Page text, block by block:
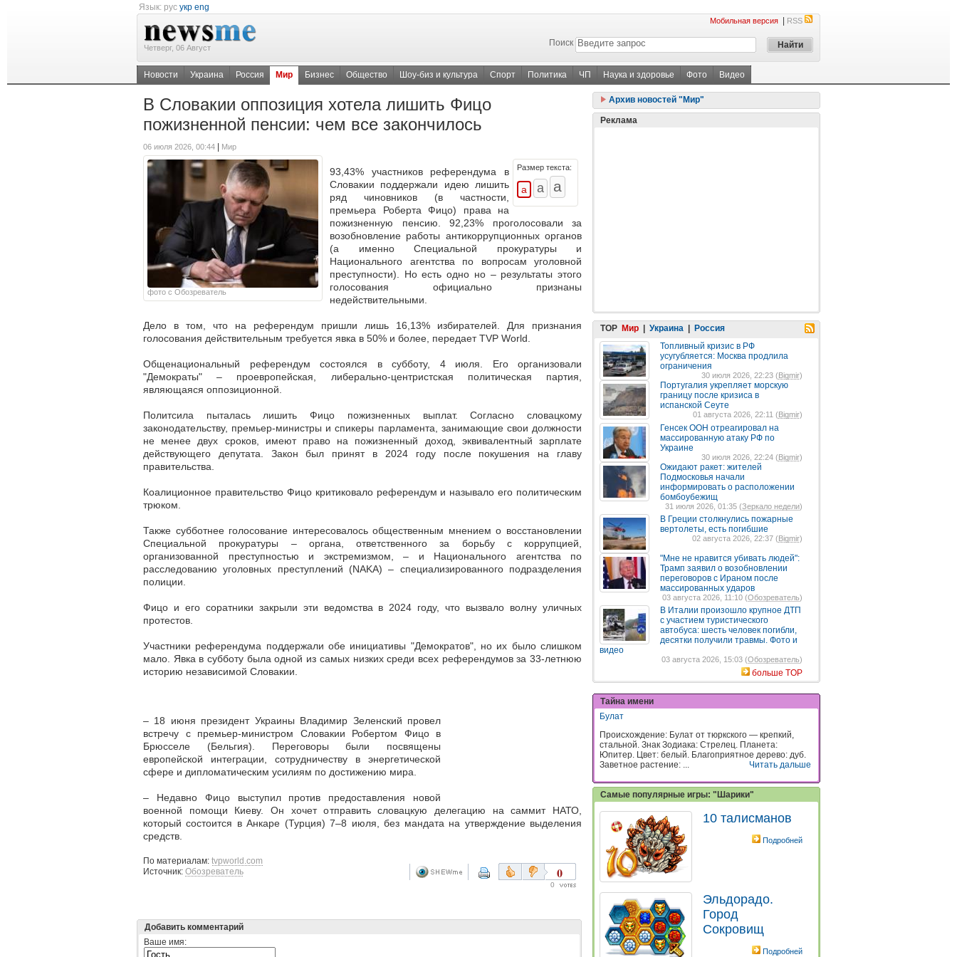
Язык: рус укр eng
Четверг, 06 Август
Мобильная версия RSS
Поиск
Новости Украина Россия Мир Бизнес Общество Шоу-биз и культура Спорт Политика ЧП Наука и здоровье Фото Видео
В Словакии оппозиция хотела лишить Фицо
пожизненной пенсии: чем все закончилось
06 июля 2026, 00:44 Мир
фото с Обозреватель
Размер текста:
93,43% участников референдума в
Словакии поддержали идею лишить
ряд чиновников (в частности,
премьера Роберта Фицо) права на
пожизненную пенсию. 92,23% проголосовали за
возобновление работы антикоррупционных органов
(а именно Специальной прокуратуры и
Национального агентства по вопросам уголовной
преступности). Но есть одно но – результаты этого
голосования официально признаны
недействительными.
Дело в том, что на референдум пришли лишь 16,13% избирателей. Для признания
голосования действительным требуется явка в 50% и более, передает TVP World.
Общенациональный референдум состоялся в субботу, 4 июля. Его организовали
"Демократы" – проевропейская, либерально-центристская политическая партия,
являющаяся оппозиционной.
Политсила пыталась лишить Фицо пожизненных выплат. Согласно словацкому
законодательству, премьер-министры и спикеры парламента, занимающие свои должности
не менее двух сроков, имеют право на пожизненный доход, эквивалентный зарплате
действующего депутата. Закон был принят в 2024 году после покушения на главу
правительства.
Коалиционное правительство Фицо критиковало референдум и называло его политическим
трюком.
Также субботнее голосование интересовалось общественным мнением о восстановлении
Специальной прокуратуры – органа, ответственного за борьбу с коррупцией,
организованной преступностью и экстремизмом, – и Национального агентства по
расследованию уголовных преступлений (NAKA) – специализированного подразделения
полиции.
Фицо и его соратники закрыли эти ведомства в 2024 году, что вызвало волну уличных
протестов.
Участники референдума поддержали обе инициативы "Демократов", но их было слишком
мало. Явка в субботу была одной из самых низких среди всех референдумов за 33-летнюю
историю независимой Словакии.
– 18 июня президент Украины Владимир Зеленский провел
встречу с премьер-министром Словакии Робертом Фицо в
Брюсселе (Бельгия). Переговоры были посвящены
европейской интеграции, сотрудничеству в энергетической
сфере и дипломатическим усилиям по достижению мира.
– Недавно Фицо выступил против предоставления новой
военной помощи Киеву. Он хочет отправить словацкую делегацию на саммит НАТО,
который состоится в Анкаре (Турция) 7–8 июля, без мандата на утверждение выделения
средств.
По материалам: tvpworld.com
Источник: Обозреватель 0
0
Добавить комментарий
Ваше имя:
Архив новостей "Мир"
Реклама
TOP Мир Украина
Россия
Топливный кризис в РФ
усугубляется: Москва продлила
ограничения
30 июля 2026, 22:23 (Bigmir)
Португалия укрепляет морскую
границу после кризиса в
испанской Сеуте
01 августа 2026, 22:11 (Bigmir)
Генсек ООН отреагировал на
массированную атаку РФ по
Украине
30 июля 2026, 22:24 (Bigmir)
Ожидают ракет: жителей
Подмосковья начали
информировать о расположении
бомбоубежищ
31 июля 2026, 01:35 (Зеркало недели)
В Греции столкнулись пожарные
вертолеты, есть погибшие
02 августа 2026, 22:37 (Bigmir)
"Мне не нравится убивать людей":
Трамп заявил о возобновлении
переговоров с Ираном после
массированных ударов
03 августа 2026, 11:10 (Обозреватель)
В Италии произошло крупное ДТП
с участием туристического
автобуса: шесть человек погибли,
десятки получили травмы. Фото и
видео
03 августа 2026, 15:03 (Обозреватель)
больше TOP
Тайна имени
Булат
Происхождение: Булат от тюркского — крепкий,
стальной. Знак Зодиака: Стрелец. Планета:
Юпитер. Цвет: белый. Благоприятное дерево: дуб.
Заветное растение: ...
Читать дальше
Самые популярные игры: "Шарики"
10 талисманов
Подробней
Эльдорадо.
Город
Сокровищ
Подробней